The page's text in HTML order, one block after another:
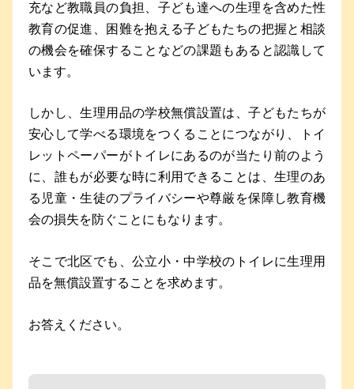
充など教職員の負担、子ども達への生理を含めた性
教育の促進、困難を抱える子どもたちの把握と相談
の機会を確保することなどの課題もあると認識して
います。
しかし、生理用品の学校無償設置は、子どもたちが
安心して学べる環境をつくることにつながり、トイ
レットペーパーがトイレにあるのが当たり前のよう
に、誰もが必要な時に利用できることは、生理のあ
る児童・生徒のプライバシーや尊厳を保障し教育機
会の損失を防ぐことにもなります。
そこで北区でも、公立小・中学校のトイレに生理用
品を無償設置することを求めます。
お答えください。